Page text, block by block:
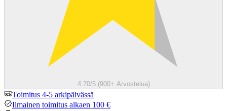
4.70/5 (900+ Arvostelua)
Toimitus 4-5 arkipäivässä
Ilmainen toimitus alkaen 100 €